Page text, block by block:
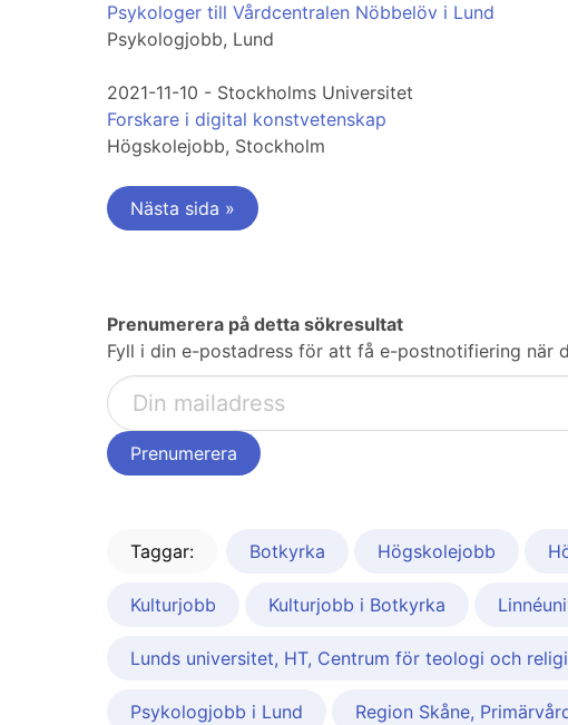
Psykologer till Vårdcentralen Nöbbelöv i Lund
Psykologjobb, Lund
2021-11-10 - Stockholms Universitet
Forskare i digital konstvetenskap
Högskolejobb, Stockholm
Nästa sida »
Prenumerera på detta sökresultat
Fyll i din e-postadress för att få e-postnotifiering när
Taggar: Botkyrka Högskolejobb
Kulturjobb Kulturjobb i Botkyrka
Lunds universitet, HT, Centrum för teologi och
Psykologjobb i Lund Region Skåne,